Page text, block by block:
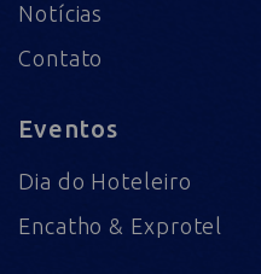
Notícias
Contato
Eventos
Dia do Hoteleiro
Encatho & Exprotel